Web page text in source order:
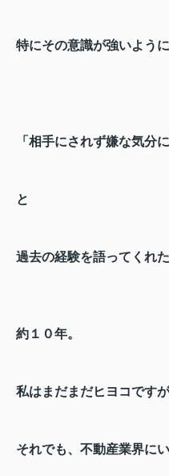
特にその意識が強いように
「相手にされず嫌な気分
と
過去の経験を語ってくれ
約１０年。
私はまだまだヒヨコですが
それでも、不動産業界に